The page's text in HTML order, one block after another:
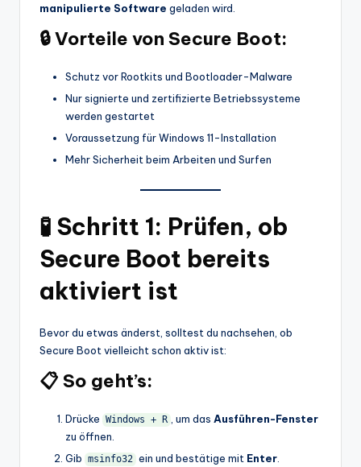
manipulierte Software geladen wird.
🔒 Vorteile von Secure Boot:
Schutz vor Rootkits und Bootloader-Malware
Nur signierte und zertifizierte Betriebssysteme
werden gestartet
Voraussetzung für Windows 11-Installation
Mehr Sicherheit beim Arbeiten und Surfen
🧪 Schritt 1: Prüfen, ob
Secure Boot bereits
aktiviert ist
Bevor du etwas änderst, solltest du nachsehen, ob
Secure Boot vielleicht schon aktiv ist:
📋 So geht’s:
Drücke Windows + R , um das Ausführen-Fenster
zu öffnen.
Gib msinfo32 ein und bestätige mit Enter.